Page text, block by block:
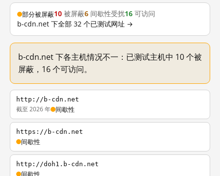
部分被屏蔽10 被屏蔽6 间歇性受扰16 可访问
b-cdn.net 下全部 32 个已测试网址 →
b-cdn.net 下各主机情况不一：已测试主机中 10 个被
屏蔽，16 个可访问。
http://b-cdn.net
截至 2026 年 间歇性
https://b-cdn.net
间歇性
http://doh1.b-cdn.net
间歇性